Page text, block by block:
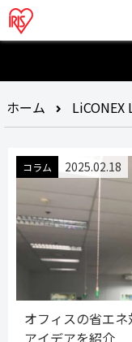
LiCONEX
ホーム
コラム 2025.02.18
オフィスの省エ
アイデアを紹介